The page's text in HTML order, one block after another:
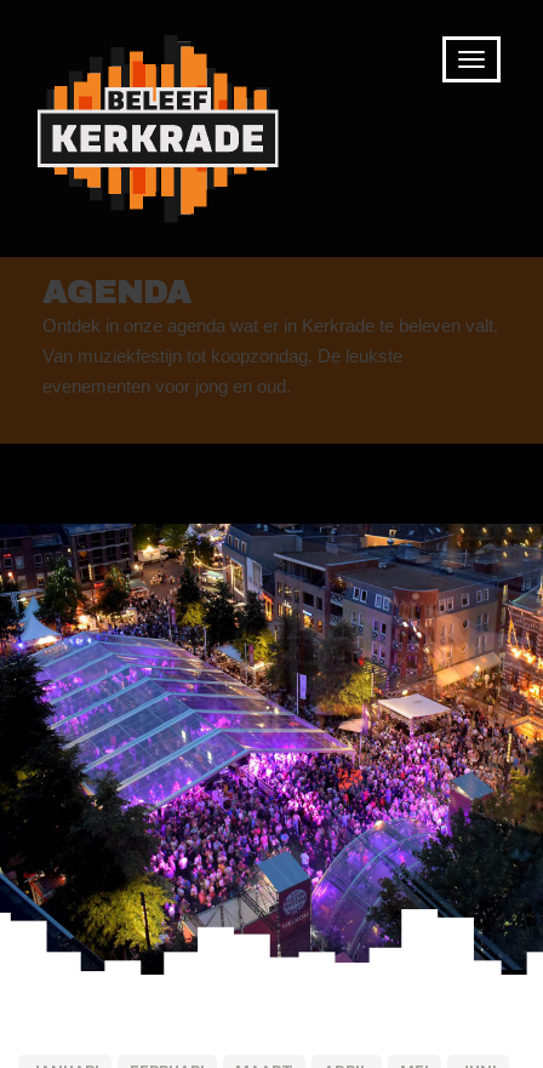
AGENDA
Ontdek in onze agenda wat er in Kerkrade te beleven valt.
Van muziekfestijn tot koopzondag. De leukste
evenementen voor jong en oud.